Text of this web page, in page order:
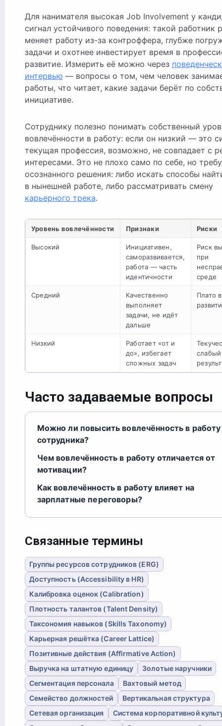
Для нанимателя высокая Job Involvement у
сигнал устойчивого поведения: такой работник
меняет работу из-за контроффера, глубже
задачи и охотнее инвестирует время в
развитие. Измерить её можно через
интервью — вопросы о том, чем человек
работы, что читает, какие задачи берёт по
инициативе.
Сотруднику полезно понимать собственный
вовлечённости в работу: если он низкий — это
текущая профессия, возможно, не совпадает с
интересами. Это не плохо само по себе, но
осознанного решения: либо искать способы
в нынешней работе, либо рассматривать смену
карьерного трека.
Уровень вовлечённости Признаки Риски
Высокий
Инициативен,
саморазвивается,
работа — часть
идентичности
Риск
при
среде
Средний
Качественно
выполняет
задачи, не идёт
дальше
Плато в
Низкий
Работает «от и
до», избегает
сложных задач
слабый
Часто задаваемые вопросы
Можно ли повысить вовлечённость в работу
сотрудника?
Чем вовлечённость в работу отличается от
мотивации?
Как вовлечённость в работу влияет на
зарплатные переговоры?
Связанные термины
Группы ресурсов сотрудников (ERG)
Доступность (Accessibility в HR)
Калибровка оценок (Calibration)
Плотность талантов (Talent Density)
Таксономия навыков (Skills Taxonomy)
Карьерная решётка (Career Lattice)
Позитивные действия (Affirmative Action)
Выручка на штатную единицу
Золотые наручники
Сегментация персонала
Вахтовый метод
Семейство должностей
Вертикальная структура
Сетевая организация
Система корпоративной